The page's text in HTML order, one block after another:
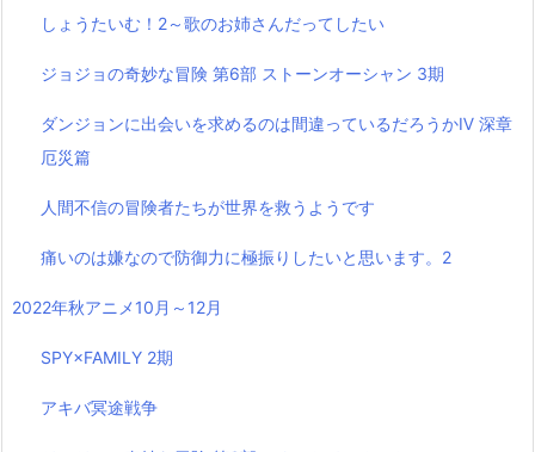
しょうたいむ！2～歌のお姉さんだってしたい
ジョジョの奇妙な冒険 第6部 ストーンオーシャン 3期
ダンジョンに出会いを求めるのは間違っているだろうかⅣ 深章
厄災篇
人間不信の冒険者たちが世界を救うようです
痛いのは嫌なので防御力に極振りしたいと思います。2
2022年秋アニメ10月～12月
SPY×FAMILY 2期
アキバ冥途戦争